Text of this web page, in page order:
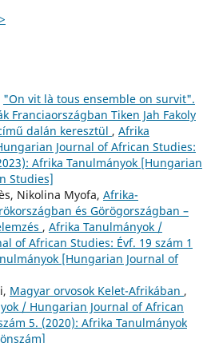
"On vit là tous ensemble on survit".
Franciaországban Tiken Jah Fakoly
dalán keresztül , Afrika
Journal of African Studies:
Afrika Tanulmányok [Hungarian
Studies]
Nikolina Myofa, Afrika-
és Görögországban –
, Afrika Tanulmányok /
of African Studies: Évf. 19 szám 1
[Hungarian Journal of
Magyar orvosok Kelet-Afrikában ,
/ Hungarian Journal of African
5. (2020): Afrika Tanulmányok